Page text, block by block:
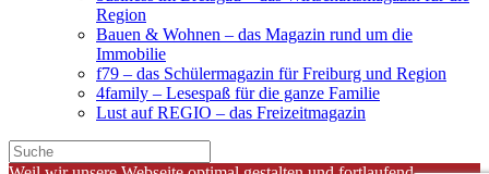
Region
Bauen & Wohnen – das Magazin rund um die
Immobilie
f79 – das Schülermagazin für Freiburg und Region
4family – Lesespaß für die ganze Familie
Lust auf REGIO – das Freizeitmagazin